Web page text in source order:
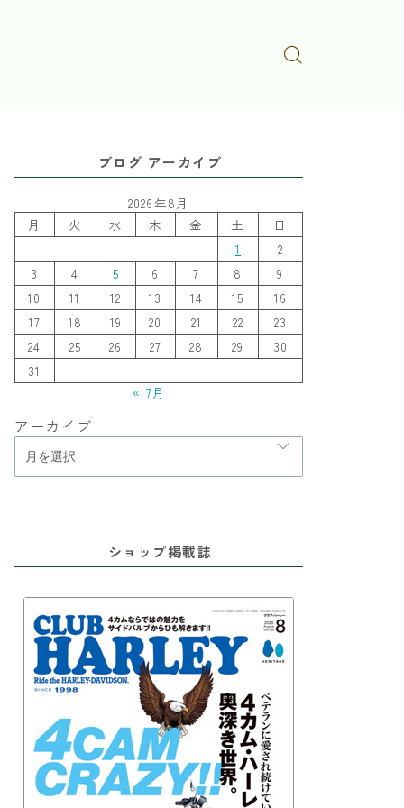
ブログ アーカイブ
2026年8月
月
火 水 木 金 土
日
1
2
3
4 5 6 7 8
9
10
11 12 13 14 15
16
17
18 19 20 21 22
23
24
25 26 27 28 29
30
31
« 7月
アーカイブ
ショップ掲載誌